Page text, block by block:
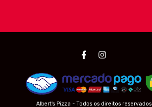
Albert's Pizza - Todos os direitos reservados